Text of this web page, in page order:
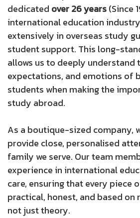
dedicated over 26 years(Since
international education
extensively in overseas study
student support. This long-
allows us to deeply understand
expectations, and emotions of
students when making the
study abroad.
As a boutique-sized company,
provide close, personalised
family we serve. Our team
experience in international
care, ensuring that every piece
practical, honest, and based
not just theory.